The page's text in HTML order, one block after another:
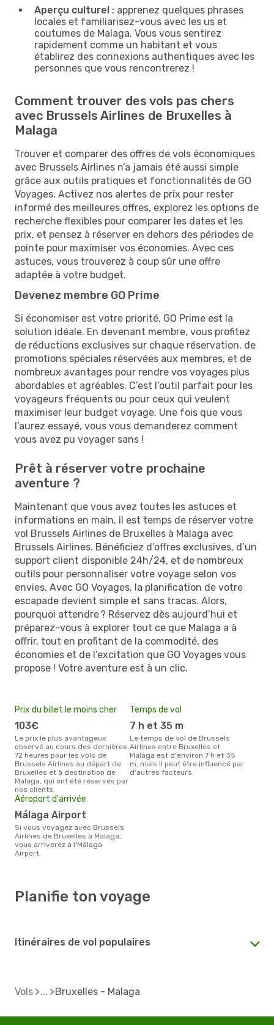
Aperçu culturel : apprenez quelques phrases
locales et familiarisez-vous avec les us et
coutumes de Malaga. Vous vous sentirez
rapidement comme un habitant et vous
établirez des connexions authentiques avec les
personnes que vous rencontrerez !
Comment trouver des vols pas chers
avec Brussels Airlines de Bruxelles à
Malaga
Trouver et comparer des offres de vols économiques
avec Brussels Airlines n’a jamais été aussi simple
grâce aux outils pratiques et fonctionnalités de GO
Voyages. Activez nos alertes de prix pour rester
informé des meilleures offres, explorez les options de
recherche flexibles pour comparer les dates et les
prix, et pensez à réserver en dehors des périodes de
pointe pour maximiser vos économies. Avec ces
astuces, vous trouverez à coup sûr une offre
adaptée à votre budget.
Devenez membre GO Prime
Si économiser est votre priorité, GO Prime est la
solution idéale. En devenant membre, vous profitez
de réductions exclusives sur chaque réservation, de
promotions spéciales réservées aux membres, et de
nombreux avantages pour rendre vos voyages plus
abordables et agréables. C’est l’outil parfait pour les
voyageurs fréquents ou pour ceux qui veulent
maximiser leur budget voyage. Une fois que vous
l’aurez essayé, vous vous demanderez comment
vous avez pu voyager sans !
Prêt à réserver votre prochaine
aventure ?
Maintenant que vous avez toutes les astuces et
informations en main, il est temps de réserver votre
vol Brussels Airlines de Bruxelles à Malaga avec
Brussels Airlines. Bénéficiez d’offres exclusives, d’un
support client disponible 24h/24, et de nombreux
outils pour personnaliser votre voyage selon vos
envies. Avec GO Voyages, la planification de votre
escapade devient simple et sans tracas. Alors,
pourquoi attendre ? Réservez dès aujourd’hui et
préparez-vous à explorer tout ce que Malaga a à
offrir, tout en profitant de la commodité, des
économies et de l’excitation que GO Voyages vous
propose ! Votre aventure est à un clic.
Prix du billet le moins cher
103€
Le prix le plus avantageux
observé au cours des dernières
72 heures pour les vols de
Brussels Airlines au départ de
Bruxelles et à destination de
Malaga, qui ont été réservés par
nos clients.
Temps de vol
7 h et 35 m
Le temps de vol de Brussels
Airlines entre Bruxelles et
Malaga est d'environ 7 h et 35
m, mais il peut être influencé par
d'autres facteurs.
Aéroport d'arrivée
Málaga Airport
Si vous voyagez avec Brussels
Airlines de Bruxelles à Malaga,
vous arriverez à l'Málaga
Airport.
Planifie ton voyage
Itinéraires de vol populaires
Vols Bruxelles - Malaga